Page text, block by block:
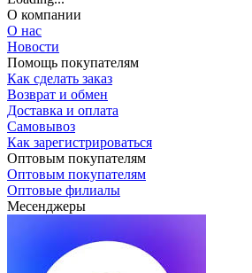
О компании
О нас
Новости
Помощь покупателям
Как сделать заказ
Возврат и обмен
Доставка и оплата
Самовывоз
Как зарегистрироваться
Оптовым покупателям
Оптовым покупателям
Оптовые филиалы
Месенджеры